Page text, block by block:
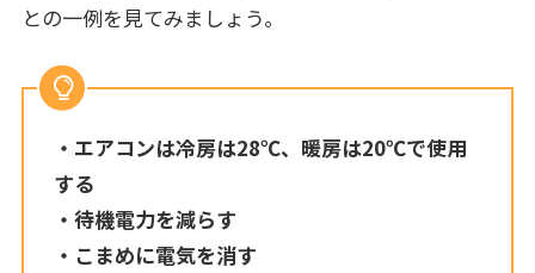
との一例を見てみましょう。
・エアコンは冷房は28℃、暖房は20℃で使用
する
・待機電力を減らす
・こまめに電気を消す